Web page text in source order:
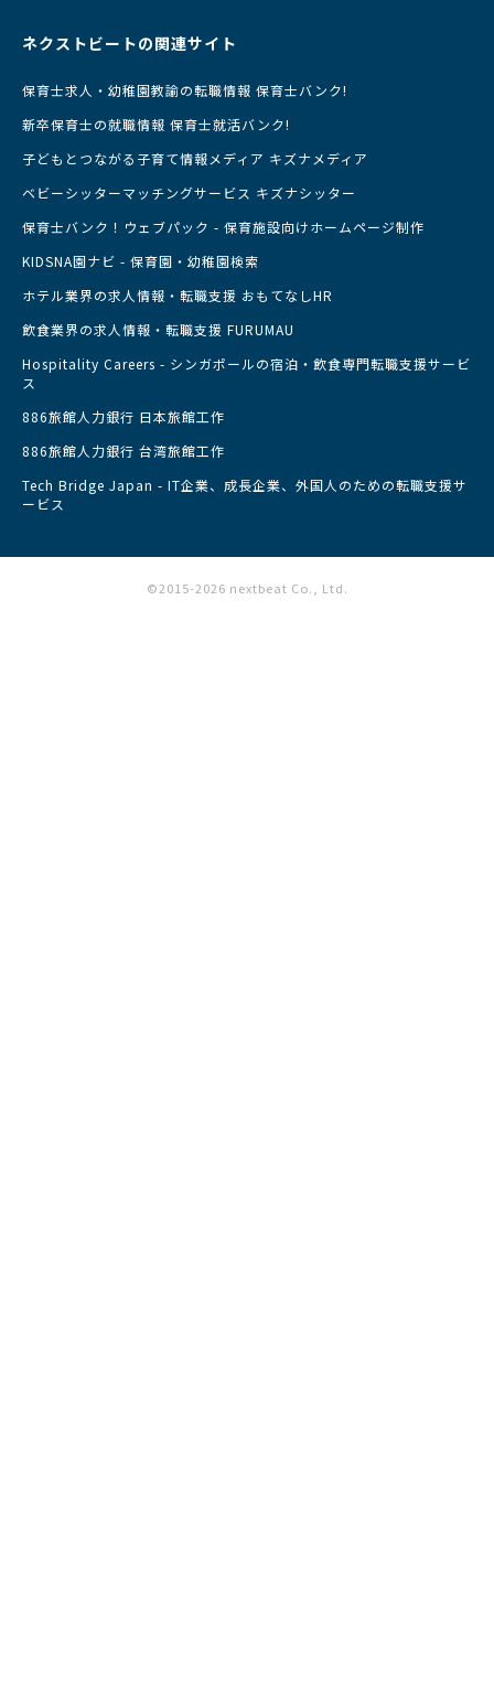
ネクストビートの関連サイト
保育士求人・幼稚園教諭の転職情報 保育士バンク!
新卒保育士の就職情報 保育士就活バンク!
子どもとつながる子育て情報メディア キズナメディア
ベビーシッターマッチングサービス キズナシッター
保育士バンク！ウェブパック - 保育施設向けホームページ制作
KIDSNA園ナビ - 保育園・幼稚園検索
ホテル業界の求人情報・転職支援 おもてなしHR
飲食業界の求人情報・転職支援 FURUMAU
Hospitality Careers - シンガポールの宿泊・飲食専門転職支援サービ
ス
886旅館人力銀行 日本旅館工作
886旅館人力銀行 台湾旅館工作
Tech Bridge Japan - IT企業、成長企業、外国人のための転職支援サ
ービス
©2015-2026 nextbeat Co., Ltd.